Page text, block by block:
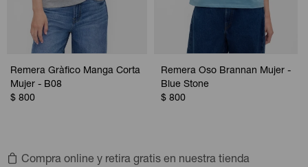
Remera Gràfico Manga Corta
Mujer - B08
$ 800
Remera Oso Brannan Mujer -
Blue Stone
$ 800
Compra online y retira gratis en nuestra tienda